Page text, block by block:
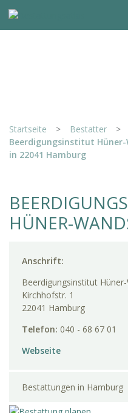
Startseite > Bestatter >
Beerdigungsinstitut
in 22041 Hamburg
HÜNER-
Anschrift:
Beerdigungsinstitut
Kirchhofstr. 1
22041 Hamburg
Telefon: 040 - 68 67 01
Webseite
Bestattungen in Hamburg